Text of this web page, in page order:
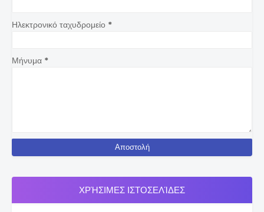
Ηλεκτρονικό ταχυδρομείο *
Μήνυμα *
ΧΡΉΣΙΜΕΣ ΙΣΤΟΣΕΛΊΔΕΣ